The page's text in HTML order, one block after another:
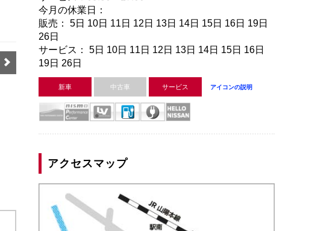
今月の休業日：
販売： 5日 10日 11日 12日 13日 14日 15日 16日 19日
26日
サービス： 5日 10日 11日 12日 13日 14日 15日 16日
19日 26日
新車 中古車 サービス アイコンの説明
アクセスマップ